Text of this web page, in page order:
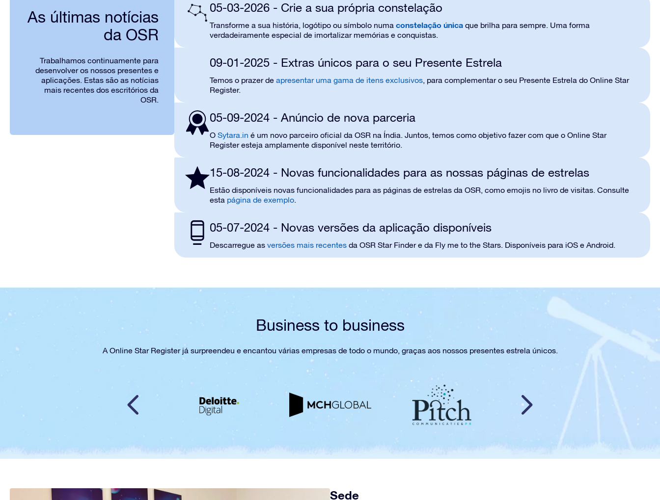
As últimas notícias
da OSR
Trabalhamos continuamente para
desenvolver os nossos presentes e
aplicações. Estas são as notícias
mais recentes dos escritórios da
OSR.
05-03-2026 - Crie a sua própria constelação
Transforme a sua história, logótipo ou símbolo numa constelação únicaque brilha para sempre. Uma forma
verdadeiramente especial de imortalizar memórias e conquistas.
09-01-2025 - Extras únicos para o seu Presente Estrela
Temos o prazer de apresentar uma gama de itens exclusivos, para complementar o seu Presente Estrela do Online Star
Register.
05-09-2024 - Anúncio de nova parceria
O Sytara.in é um novo parceiro oficial da OSR na Índia. Juntos, temos como objetivo fazer com que o Online Star
Register esteja amplamente disponível neste território.
15-08-2024 - Novas funcionalidades para as nossas páginas de estrelas
Estão disponíveis novas funcionalidades para as páginas de estrelas da OSR, como emojis no livro de visitas. Consulte
esta página de exemplo.
05-07-2024 - Novas versões da aplicação disponíveis
Descarregue as versões mais recentesda OSR Star Finder e da Fly me to the Stars. Disponíveis para iOS e Android.
Business to business
A Online Star Register já surpreendeu e encantou várias empresas de todo o mundo, graças aos nossos presentes estrela únicos.
Sede